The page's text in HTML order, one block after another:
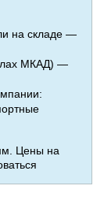
на складе —
МКАД) —
Цены на